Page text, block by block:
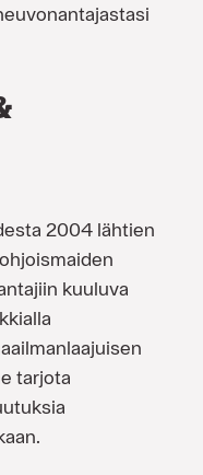
2004 lähtien
kuuluva
tarjota